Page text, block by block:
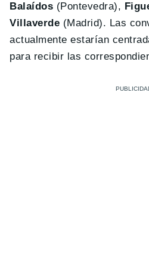
Balaídos (Pontevedra),
Villaverde (Madrid). Las
actualmente estarían
para recibir las